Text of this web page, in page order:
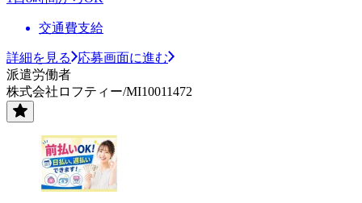
交通費支給
詳細を見る
応募画面に進む
派遣労働者
株式会社ロフティー/MI10011472